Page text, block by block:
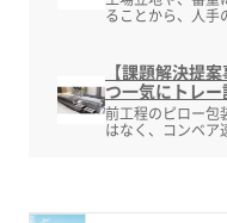
ることから、人手
【課題解決提
つ一気にトレー
前工程のピロー包
はなく、コンベア